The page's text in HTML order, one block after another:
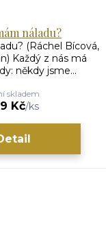
náladu?
(Ráchel Bícová,
Každý z nás má
někdy jsme...
Kč/ks
skladem